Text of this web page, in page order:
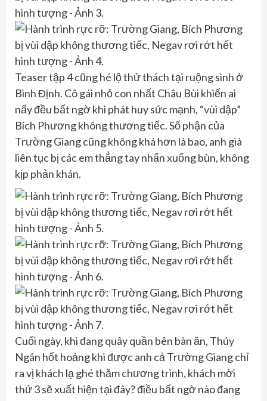
Teaser tập 4 cũng hé lộ thử thách tại ruộng sình ở
Bình Định. Cô gái nhỏ con nhất Châu Bùi khiến ai
nấy đều bất ngờ khi phát huy sức mạnh, “vùi dập”
Bích Phương không thương tiếc. Số phận của
Trường Giang cũng không khá hơn là bao, anh già
liên tục bị các em thẳng tay nhấn xuống bùn, không
kịp phản khán.
Cuối ngày, khi đang quây quần bên bàn ăn, Thúy
Ngân hốt hoảng khi được anh cả Trường Giang chỉ
ra vị khách lạ ghé thăm chương trình, khách mời
thứ 3 sẽ xuất hiện tại đây? điều bất ngờ nào đang